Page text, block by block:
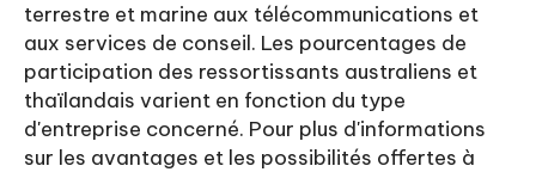
terrestre et marine aux télécommunications et
aux services de conseil. Les pourcentages de
participation des ressortissants australiens et
thaïlandais varient en fonction du type
d'entreprise concerné. Pour plus d'informations
sur les avantages et les possibilités offertes à